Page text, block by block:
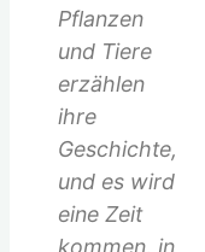
Pflanzen
und Tiere
erzählen
ihre
Geschichte,
und es wird
eine Zeit
kommen, in